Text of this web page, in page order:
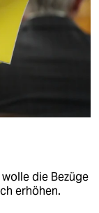
die Bezüge
erhöhen.